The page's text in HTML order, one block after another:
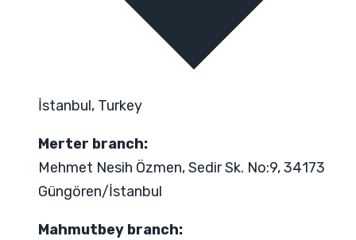
İstanbul, Turkey
Merter branch:
Mehmet Nesih Özmen, Sedir Sk. No:9, 34173
Güngören/İstanbul
Mahmutbey branch: